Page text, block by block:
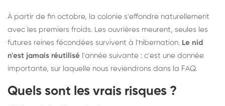
À partir de fin octobre, la colonie s'effondre naturellement
avec les premiers froids. Les ouvrières meurent, seules les
futures reines fécondées survivent à l'hibernation. Le nid
n'est jamais réutilisé l'année suivante : c'est une donnée
importante, sur laquelle nous reviendrons dans la FAQ.
Quels sont les vrais risques ?